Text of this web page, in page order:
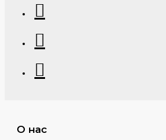
О нас